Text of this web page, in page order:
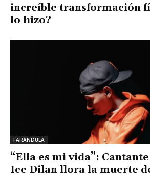
increíble transformación
lo hizo?
FARÁNDULA
“Ella es mi vida”:
Ice Dilan llora la muerte